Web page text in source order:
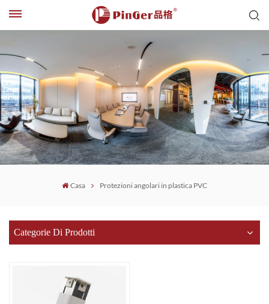
Casa Protezioni angolari in plastica PVC
Categorie Di Prodotti